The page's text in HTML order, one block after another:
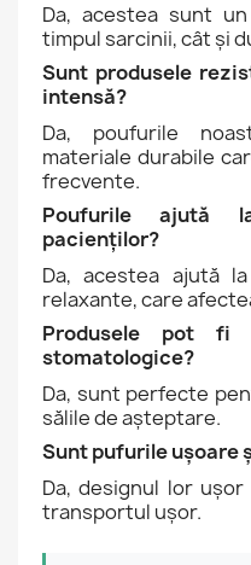
Da, acestea sunt
timpul sarcinii, cât și
Sunt produsele
intensă?
Da, poufurile
materiale durabile
frecvente.
Poufurile ajută
pacienților?
Da, acestea ajută
relaxante, care
Produsele pot fi
stomatologice?
Da, sunt perfecte
sălile de așteptare.
Sunt pufurile ușoare
Da, designul lor
transportul ușor.